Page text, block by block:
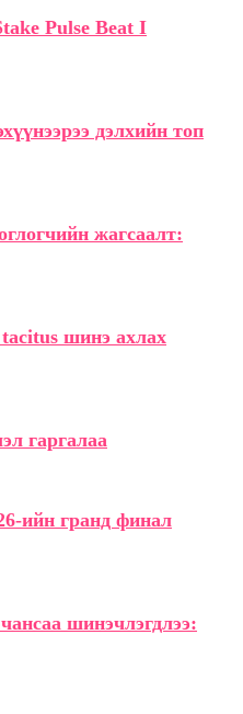
Pulse Beat I
дэлхийн топ
жагсаалт:
шинэ ахлах
гаргалаа
ийн гранд финал
шинэчлэгдлээ: